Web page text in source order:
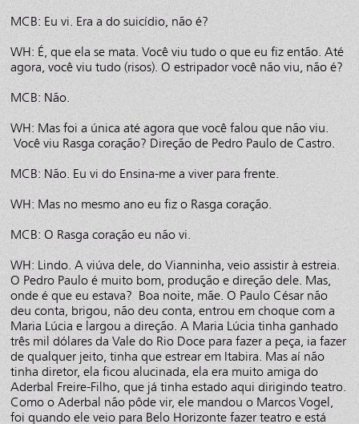
MCB: Eu vi. Era a do suicídio, não é?
WH: É, que ela se mata. Você viu tudo o que eu fiz então. Até
agora, você viu tudo (risos). O estripador você não viu, não é?
MCB: Não.
WH: Mas foi a única até agora que você falou que não viu.
Você viu Rasga coração? Direção de Pedro Paulo de Castro.
MCB: Não. Eu vi do Ensina-me a viver para frente.
WH: Mas no mesmo ano eu fiz o Rasga coração.
MCB: O Rasga coração eu não vi.
WH: Lindo. A viúva dele, do Vianninha, veio assistir à estreia.
O Pedro Paulo é muito bom, produção e direção dele. Mas,
onde é que eu estava? Boa noite, mãe. O Paulo César não
deu conta, brigou, não deu conta, entrou em choque com a
Maria Lúcia e largou a direção. A Maria Lúcia tinha ganhado
três mil dólares da Vale do Rio Doce para fazer a peça, ia fazer
de qualquer jeito, tinha que estrear em Itabira. Mas aí não
tinha diretor, ela ficou alucinada, ela era muito amiga do
Aderbal Freire-Filho, que já tinha estado aqui dirigindo teatro.
Como o Aderbal não pôde vir, ele mandou o Marcos Vogel,
foi quando ele veio para Belo Horizonte fazer teatro e está